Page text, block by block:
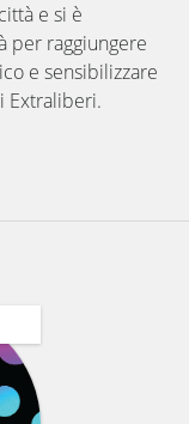
e si è
per raggiungere
e sensibilizzare
Extraliberi.